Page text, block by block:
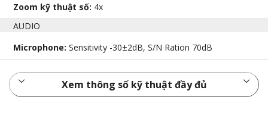
Zoom kỹ thuật số: 4x
AUDIO
Microphone:Sensitivity -30±2dB, S/N Ration 70dB
Xem thông số kỹ thuật đầy đủ